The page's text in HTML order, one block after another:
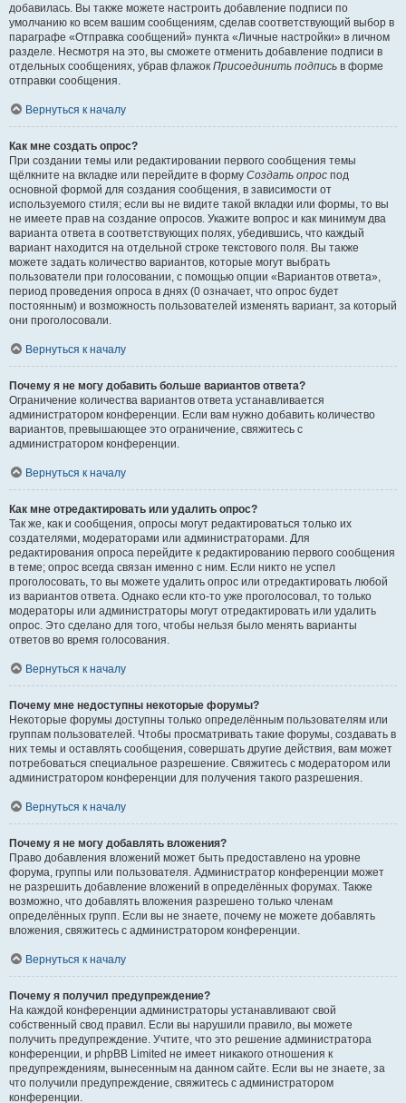
добавилась. Вы также можете настроить добавление подписи по
умолчанию ко всем вашим сообщениям, сделав соответствующий выбор в
параграфе «Отправка сообщений» пункта «Личные настройки» в личном
разделе. Несмотря на это, вы сможете отменить добавление подписи в
отдельных сообщениях, убрав флажок Присоединить подпись в форме
отправки сообщения.
Вернуться к началу
Как мне создать опрос?
При создании темы или редактировании первого сообщения темы
щёлкните на вкладке или перейдите в форму Создать опрос под
основной формой для создания сообщения, в зависимости от
используемого стиля; если вы не видите такой вкладки или формы, то вы
не имеете прав на создание опросов. Укажите вопрос и как минимум два
варианта ответа в соответствующих полях, убедившись, что каждый
вариант находится на отдельной строке текстового поля. Вы также
можете задать количество вариантов, которые могут выбрать
пользователи при голосовании, с помощью опции «Вариантов ответа»,
период проведения опроса в днях (0 означает, что опрос будет
постоянным) и возможность пользователей изменять вариант, за который
они проголосовали.
Вернуться к началу
Почему я не могу добавить больше вариантов ответа?
Ограничение количества вариантов ответа устанавливается
администратором конференции. Если вам нужно добавить количество
вариантов, превышающее это ограничение, свяжитесь с
администратором конференции.
Вернуться к началу
Как мне отредактировать или удалить опрос?
Так же, как и сообщения, опросы могут редактироваться только их
создателями, модераторами или администраторами. Для
редактирования опроса перейдите к редактированию первого сообщения
в теме; опрос всегда связан именно с ним. Если никто не успел
проголосовать, то вы можете удалить опрос или отредактировать любой
из вариантов ответа. Однако если кто-то уже проголосовал, то только
модераторы или администраторы могут отредактировать или удалить
опрос. Это сделано для того, чтобы нельзя было менять варианты
ответов во время голосования.
Вернуться к началу
Почему мне недоступны некоторые форумы?
Некоторые форумы доступны только определённым пользователям или
группам пользователей. Чтобы просматривать такие форумы, создавать в
них темы и оставлять сообщения, совершать другие действия, вам может
потребоваться специальное разрешение. Свяжитесь с модератором или
администратором конференции для получения такого разрешения.
Вернуться к началу
Почему я не могу добавлять вложения?
Право добавления вложений может быть предоставлено на уровне
форума, группы или пользователя. Администратор конференции может
не разрешить добавление вложений в определённых форумах. Также
возможно, что добавлять вложения разрешено только членам
определённых групп. Если вы не знаете, почему не можете добавлять
вложения, свяжитесь с администратором конференции.
Вернуться к началу
Почему я получил предупреждение?
На каждой конференции администраторы устанавливают свой
собственный свод правил. Если вы нарушили правило, вы можете
получить предупреждение. Учтите, что это решение администратора
конференции, и phpBB Limited не имеет никакого отношения к
предупреждениям, вынесенным на данном сайте. Если вы не знаете, за
что получили предупреждение, свяжитесь с администратором
конференции.